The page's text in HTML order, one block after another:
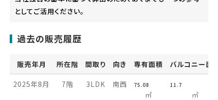
としてご活用ください。
過去の販売履歴
販売年月 所在階 間取り 向き 専有面積 バルコニー面
2025年8月 7階 3LDK 南西 75.08
㎡
11.7
㎡